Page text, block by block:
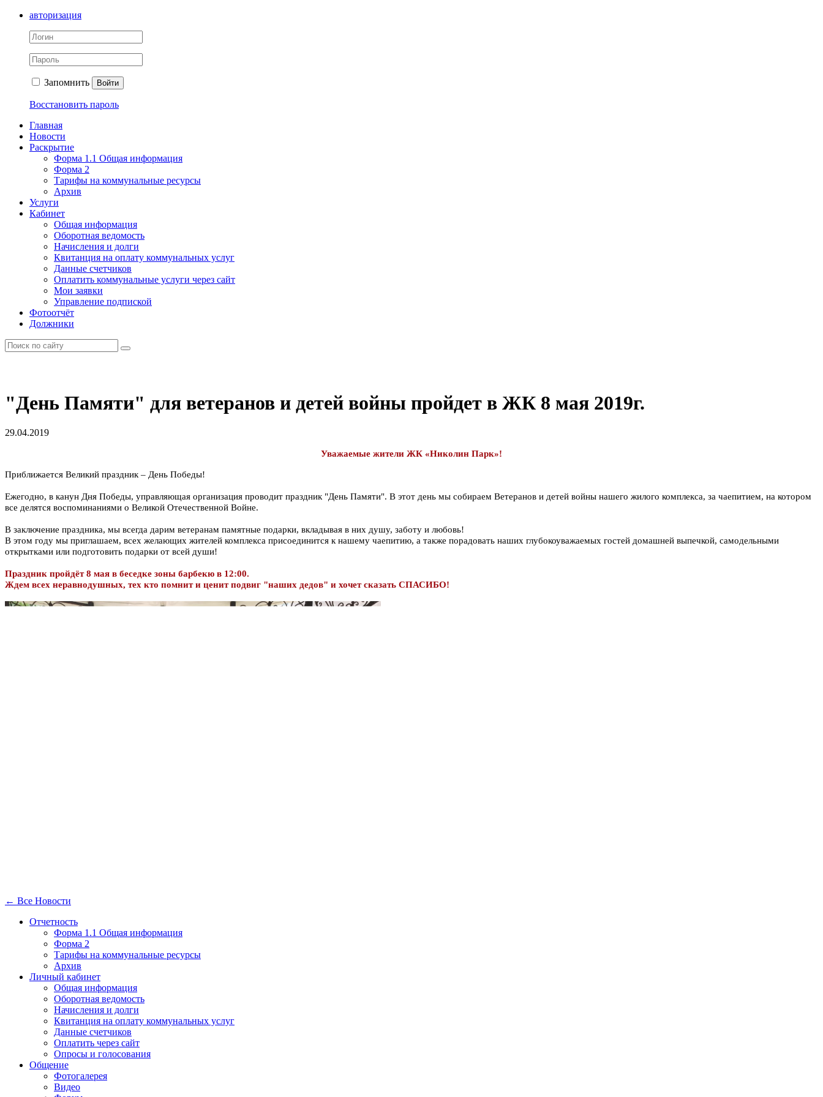
авторизация
Запомнить Войти
Восстановить пароль
Главная
Новости
Раскрытие
Форма 1.1 Общая информация
Форма 2
Тарифы на коммунальные ресурсы
Архив
Услуги
Кабинет
Общая информация
Оборотная ведомость
Начисления и долги
Квитанция на оплату коммунальных услуг
Данные счетчиков
Оплатить коммунальные услуги через сайт
Мои заявки
Управление подпиской
Фотоотчёт
Должники
"День Памяти" для ветеранов и детей войны пройдет в ЖК 8 мая 2019г.
29.04.2019
Уважаемые жители ЖК «Николин Парк»!
Приближается Великий праздник – День Победы!
Ежегодно, в канун Дня Победы, управляющая организация проводит праздник "День Памяти". В этот день мы собираем Ветеранов и детей войны нашего жилого комплекса, за чаепитием, на котором
все делятся воспоминаниями о Великой Отечественной Войне.
В заключение праздника, мы всегда дарим ветеранам памятные подарки, вкладывая в них душу, заботу и любовь!
В этом году мы приглашаем, всех желающих жителей комплекса присоединится к нашему чаепитию, а также порадовать наших глубокоуважаемых гостей домашней выпечкой, самодельными
открытками или подготовить подарки от всей души!
Праздник пройдёт 8 мая в беседке зоны барбекю в 12:00.
Ждем всех неравнодушных, тех кто помнит и ценит подвиг "наших дедов" и хочет сказать СПАСИБО!
← Все Новости
Отчетность
Форма 1.1 Общая информация
Форма 2
Тарифы на коммунальные ресурсы
Архив
Личный кабинет
Общая информация
Оборотная ведомость
Начисления и долги
Квитанция на оплату коммунальных услуг
Данные счетчиков
Оплатить через сайт
Опросы и голосования
Общение
Фотогалерея
Видео